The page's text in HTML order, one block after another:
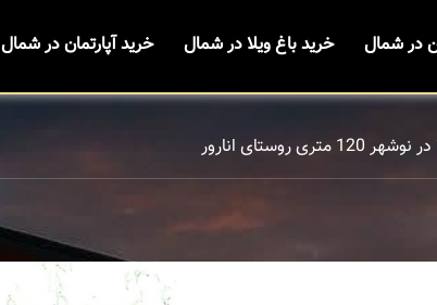
در شمال خرید باغ ویلا در شمال خرید آپارتمان در شمال
متری روستای انارور